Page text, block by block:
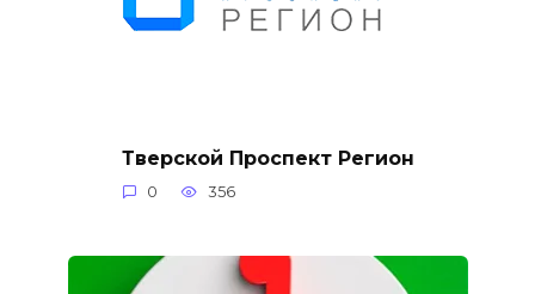
Тверской Проспект Регион
0 356